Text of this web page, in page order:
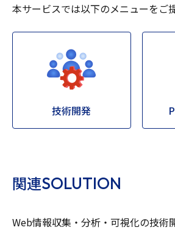
本サービスでは以下のメニューをご
技術開発
関連SOLUTION
Web情報収集・分析・可視化の技術